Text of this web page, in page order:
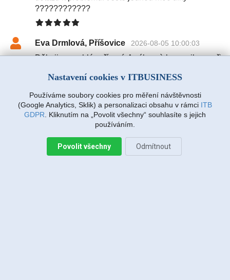
????????????
Eva Drmlová, Příšovice 2026-08-05 10:00:03
Děkuji za rychlé vyřízení. A výbornà komunikace při
Martin Vanda, Bakov nad Jizerou
2026-08-04 20:33:07
Jiří Sadílek, Liberec 2026-08-03 20:08:43
Nastavení cookies v ITBUSINESS
Používáme soubory cookies pro měření návštěvnosti
(Google Analytics, Sklik) a personalizaci obsahu v rámci ITB
GDPR . Kliknutím na „Povolit všechny“ souhlasíte s jejich
používáním.
Povolit všechny Odmítnout